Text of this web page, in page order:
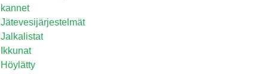
kannet
Jätevesijärjestelmät
Jalkalistat
Ikkunat
Höylätty